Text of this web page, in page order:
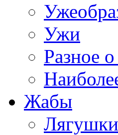
Ужи
Разное
Жабы